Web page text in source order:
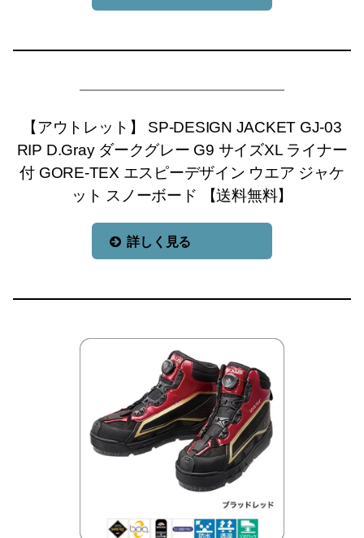
【アウトレット】 SP-DESIGN JACKET GJ-03
RIP D.Gray ダークグレー G9 サイズXL ライナー
付 GORE-TEX エスピーデザイン ウエア ジャケ
ット スノーボード 【送料無料】
詳しく見る